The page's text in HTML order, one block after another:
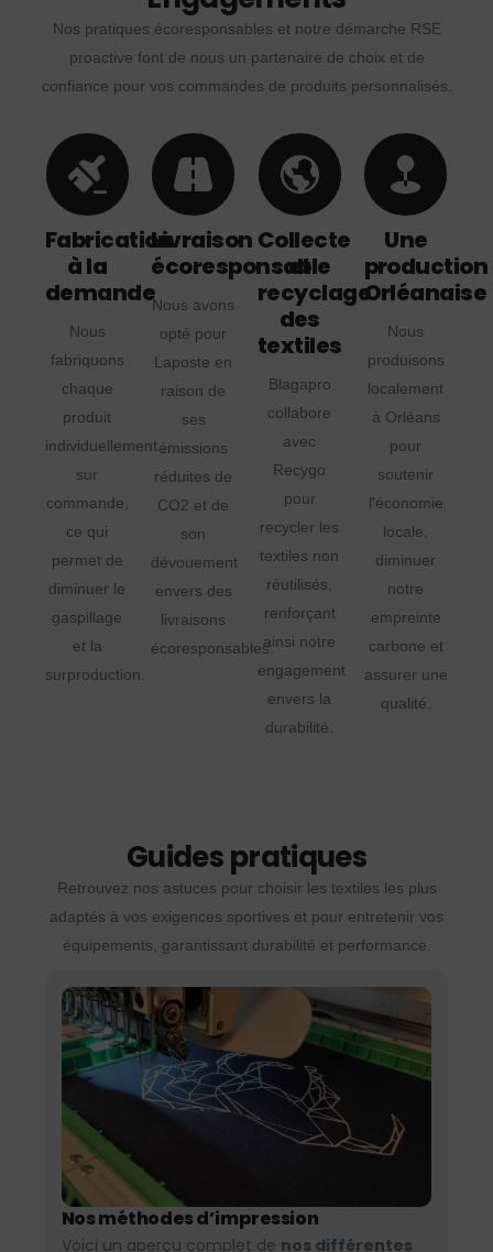
Nos pratiques écoresponsables et notre démarche RSE
proactive font de nous un partenaire de choix et de
confiance pour vos commandes de produits personnalisés.
Fabrication
à la
demande
Nous
fabriquons
chaque
produit
individuellement
sur
commande,
ce qui
permet de
diminuer le
gaspillage
et la
surproduction.
Livraison
écoresponsable
Nous avons
opté pour
Laposte en
raison de
ses
émissions
réduites de
CO2 et de
son
dévouement
envers des
livraisons
écoresponsables.
Collecte
et
recyclage
des
textiles
Blagapro
collabore
avec
Recygo
pour
recycler les
textiles non
réutilisés,
renforçant
ainsi notre
engagement
envers la
durabilité.
Une
production
Orléanaise
Nous
produisons
localement
à Orléans
pour
soutenir
l'économie
locale,
diminuer
notre
empreinte
carbone et
assurer une
qualité.
Guides pratiques
Retrouvez nos astuces pour choisir les textiles les plus
adaptés à vos exigences sportives et pour entretenir vos
équipements, garantissant durabilité et performance.
Nos méthodes d’impression
Voici un aperçu complet de nos différentes